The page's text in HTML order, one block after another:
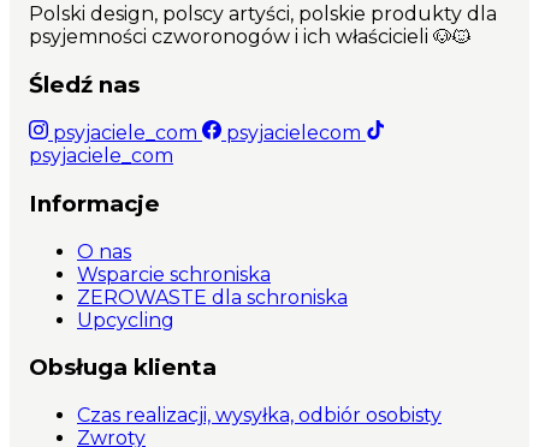
Polski design, polscy artyści, polskie produkty dla
psyjemności czworonogów i ich właścicieli 🐶🐱
Śledź nas
psyjaciele_com
psyjacielecom
psyjaciele_com
Informacje
O nas
Wsparcie schroniska
ZEROWASTE dla schroniska
Upcycling
Obsługa klienta
Czas realizacji, wysyłka, odbiór osobisty
Zwroty